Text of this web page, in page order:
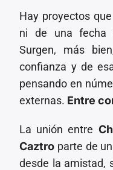
Hay proyectos
ni de una fecha
Surgen, más
confianza y de
pensando en
externas. Entre
La unión entre
Caztro parte de
desde la amistad,